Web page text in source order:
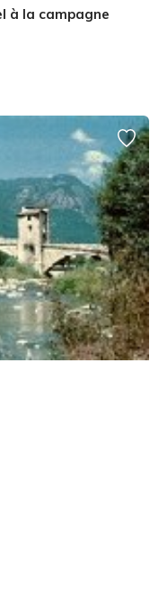
à la campagne